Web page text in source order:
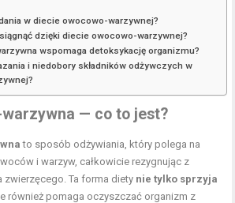
w diecie owocowo-warzywnej?
dzięki diecie owocowo-warzywnej?
wspomaga detoksykację organizmu?
i niedobory składników odżywczych w
— co to jest?
to sposób odżywiania, który polega na
i warzyw, całkowicie rezygnując z
Ta forma diety nie tylko sprzyja
również pomaga oczyszczać organizm z